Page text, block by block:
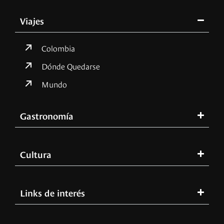
Viajes
Colombia
Dónde Quedarse
Mundo
Gastronomía
Cultura
Links de interés